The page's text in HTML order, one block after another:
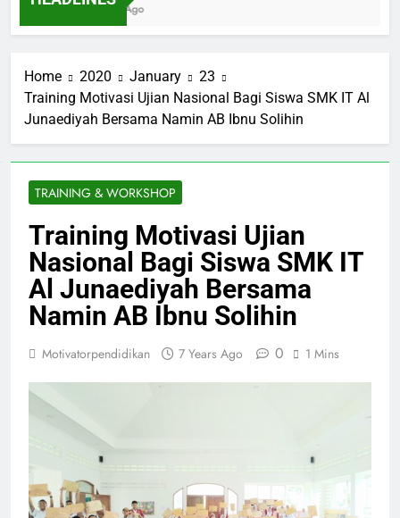
3 Days Ago
Home 2020 January
23
Training Motivasi Ujian Nasional Bagi Siswa SMK IT Al
Junaediyah Bersama Namin AB Ibnu Solihin
TRAINING & WORKSHOP
Training Motivasi Ujian
Nasional Bagi Siswa SMK IT
Al Junaediyah Bersama
Namin AB Ibnu Solihin
Motivatorpendidikan 7 Years Ago 0 1 Mins